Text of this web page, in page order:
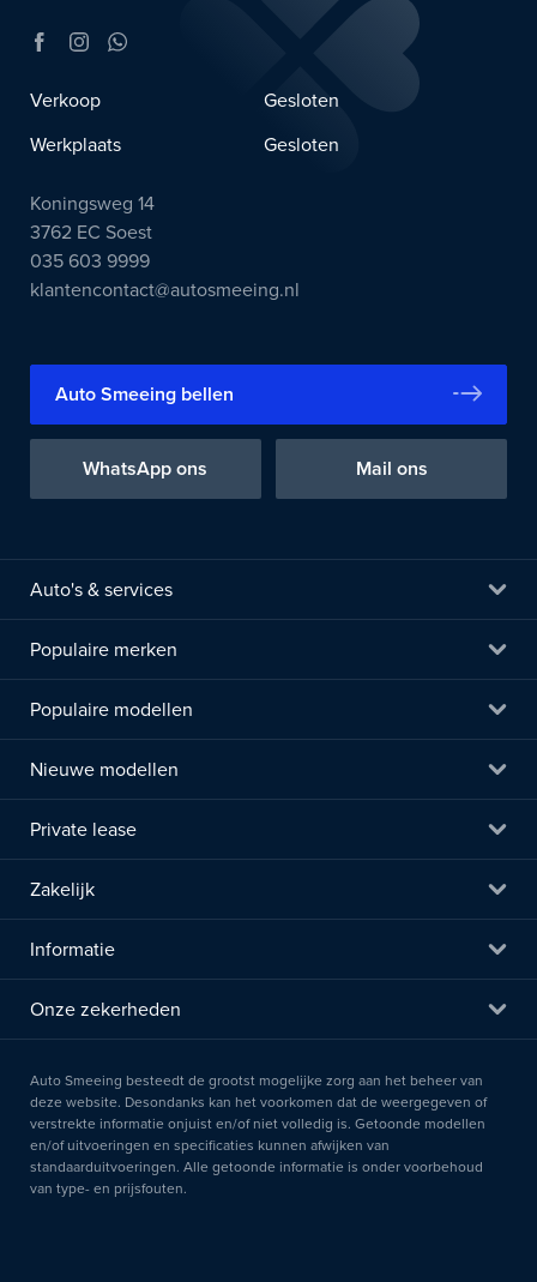
Verkoop
Gesloten
Werkplaats
Gesloten
Koningsweg 14
3762 EC Soest
035 603 9999
klantencontact@autosmeeing.nl
Auto Smeeing bellen
WhatsApp ons Mail ons
Auto's & services
Populaire merken
Populaire modellen
Nieuwe modellen
Private lease
Zakelijk
Informatie
Onze zekerheden
Auto Smeeing besteedt de grootst mogelijke zorg aan het beheer van
deze website. Desondanks kan het voorkomen dat de weergegeven of
verstrekte informatie onjuist en/of niet volledig is. Getoonde modellen
en/of uitvoeringen en specificaties kunnen afwijken van
standaarduitvoeringen. Alle getoonde informatie is onder voorbehoud
van type- en prijsfouten.